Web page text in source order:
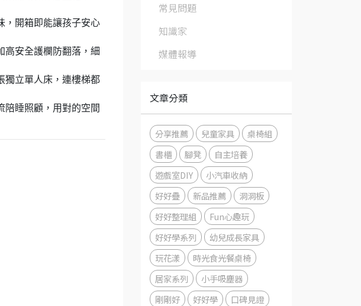
，開箱即能讓孩子安心
高安全護欄防翻落，細
獨立單人床，連樓梯都
陪睡照顧，用對的空間
常見問題
知識家
媒體報導
文章分類
分享推薦 兒童家具
桌椅組
書櫃
腳凳
自主培養
遊戲室DIY
小汽車收納
好好疊
新品推薦
洞洞板
好好整理組
Fun心趣玩
好好學系列
幼兒成長家具
玩花漾
時光食光餐桌椅
居家系列
小手吸塵器
剛剛好
好好學
口碑見證